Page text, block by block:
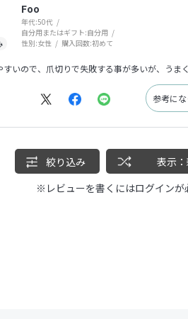
Foo
年代:50代
自分用またはギフト:自分用
性別:女性 購入回数:初めて
すいので、爪切りで失敗する事が多いが、うまく
参考に
絞り込み
表示
※レビューを書くにはログインが